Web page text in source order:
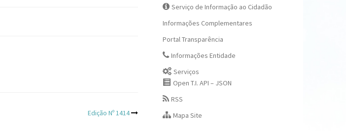
Edição Nº 1414
Serviço de Informação ao Cidadão
Informações Complementares
Portal Transparência
Informações Entidade
Serviços
Open T.I. API – JSON
RSS
Mapa Site